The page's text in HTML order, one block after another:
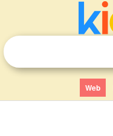
Web